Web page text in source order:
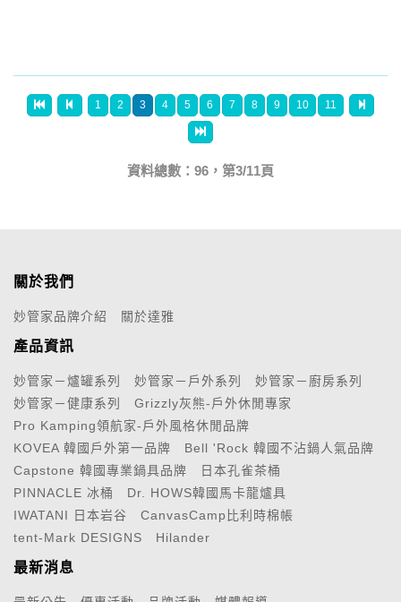
1 2 3 4 5 6 7 8 9 10 11
資料總數：96，第3/11頁
關於我們
妙管家品牌介紹 關於達雅
產品資訊
妙管家－爐罐系列 妙管家－戶外系列
妙管家－廚房系列
妙管家－健康系列
Grizzly灰熊-戶外休閒專家
Pro Kamping領航家-戶外風格休閒品牌
KOVEA 韓國戶外第一品牌
Bell 'Rock 韓國不沾鍋人氣品牌
Capstone 韓國專業鍋具品牌
日本孔雀茶桶
PINNACLE 冰桶
Dr. HOWS韓國馬卡龍爐具
IWATANI 日本岩谷
CanvasCamp比利時棉帳
tent-Mark DESIGNS
Hilander
最新消息